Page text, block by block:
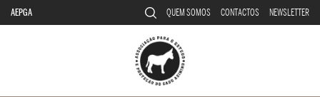
AEPGA QUEM SOMOS CONTACTOS NEWSLETTER